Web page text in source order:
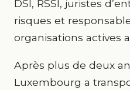
DSI, RSSI, juristes
risques et
organisations actives
Après plus de deux
Luxembourg a